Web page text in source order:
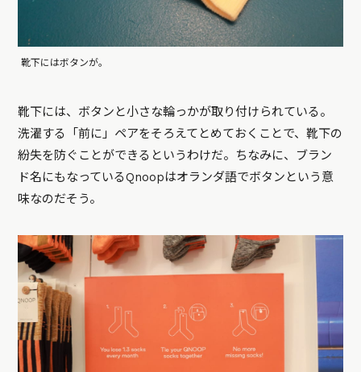
靴下にはボタンが。
靴下には、ボタンと小さな輪っかが取り付けられている。
洗濯する「前に」ペアをそろえてとめておくことで、靴下の
紛失を防ぐことができるというわけだ。ちなみに、ブラン
ド名にもなっているQnoopはオランダ語でボタンという意
味なのだそう。